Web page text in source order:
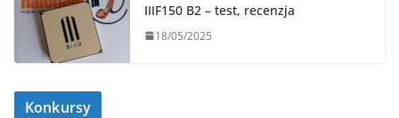
IIIF150 B2 – test, recenzja
18/05/2025
Konkursy